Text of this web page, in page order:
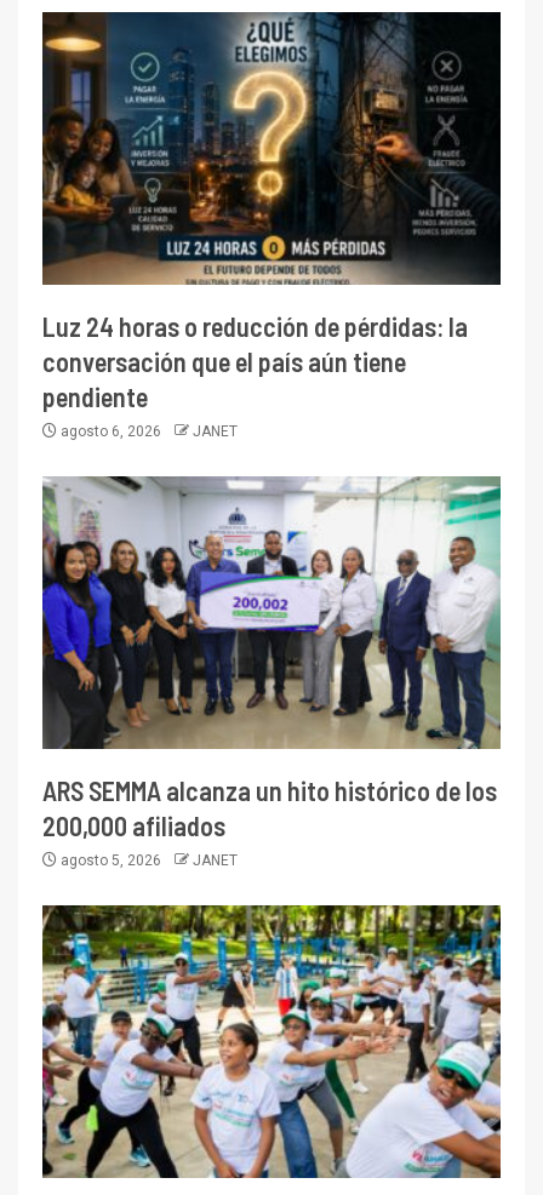
Luz 24 horas o reducción de pérdidas: la
conversación que el país aún tiene
pendiente
agosto 6, 2026 JANET
ARS SEMMA alcanza un hito histórico de los
200,000 afiliados
agosto 5, 2026 JANET